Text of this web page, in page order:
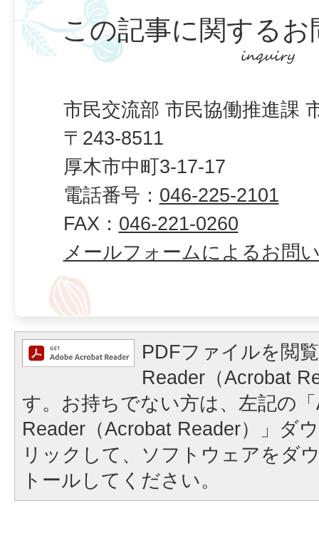
この記事に関するお
市民交流部 市民協働推進課
〒243-8511
厚木市中町3-17-17
電話番号： 046-225-2101
FAX： 046-221-0260
メールフォームによるお問
PDFファイルを閲
Reader（Acrobat
す。お持ちでない方は、左記の
Reader（Acrobat Reader）」ダ
リックして、ソフトウェアをダ
トールしてください。